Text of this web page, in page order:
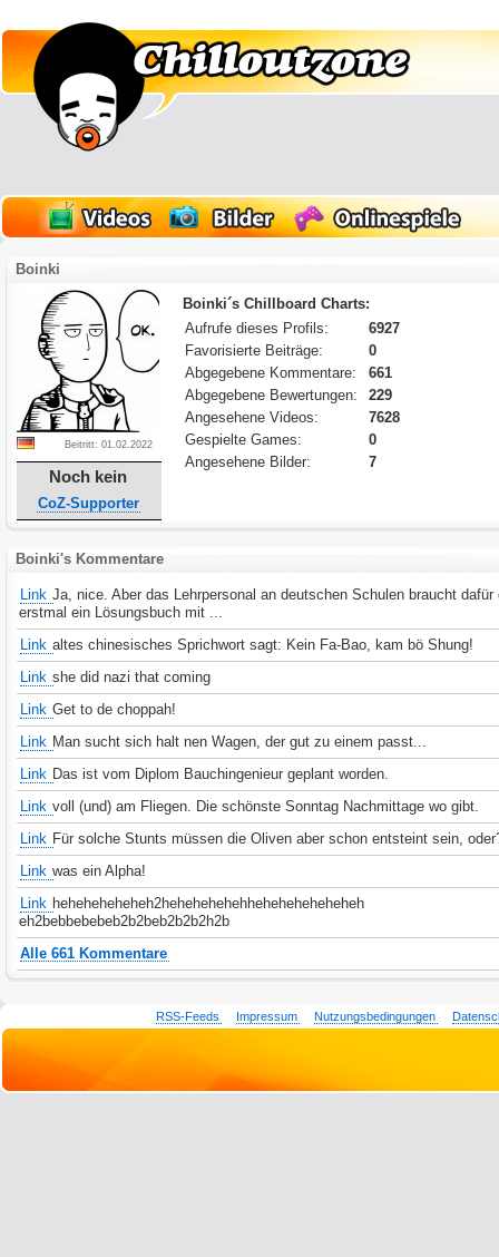
Boinki
Beitritt: 01.02.2022
Noch kein
CoZ-Supporter
Boinki´s Chillboard Charts:
Aufrufe dieses Profils:
6927
Favorisierte Beiträge:
0
Abgegebene Kommentare:
661
Abgegebene Bewertungen:
229
Angesehene Videos:
7628
Gespielte Games:
0
Angesehene Bilder:
7
Boinki's Kommentare
Link Ja, nice. Aber das Lehrpersonal an deutschen Schulen braucht dafür
erstmal ein Lösungsbuch mit ...
Link altes chinesisches Sprichwort sagt: Kein Fa-Bao, kam bö Shung!
Link she did nazi that coming
Link Get to de choppah!
Link Man sucht sich halt nen Wagen, der gut zu einem passt...
Link Das ist vom Diplom Bauchingenieur geplant worden.
Link voll (und) am Fliegen. Die schönste Sonntag Nachmittage wo gibt.
Link Für solche Stunts müssen die Oliven aber schon entsteint sein,
Link was ein Alpha!
Link heheheheheheh2hehehehehehheheheheheheheh
eh2bebbebebeb2b2beb2b2b2h2b
Alle 661 Kommentare
RSS-Feeds Impressum Nutzungsbedingungen